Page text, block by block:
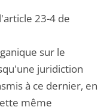
23-4 de
sur le
juridiction
à ce dernier, en
même